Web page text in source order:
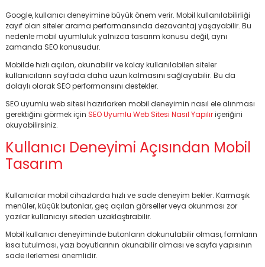
Google, kullanıcı deneyimine büyük önem verir. Mobil kullanılabilirliği
zayıf olan siteler arama performansında dezavantaj yaşayabilir. Bu
nedenle mobil uyumluluk yalnızca tasarım konusu değil, aynı
zamanda SEO konusudur.
Mobilde hızlı açılan, okunabilir ve kolay kullanılabilen siteler
kullanıcıların sayfada daha uzun kalmasını sağlayabilir. Bu da
dolaylı olarak SEO performansını destekler.
SEO uyumlu web sitesi hazırlarken mobil deneyimin nasıl ele alınması
gerektiğini görmek için SEO Uyumlu Web Sitesi Nasıl Yapılıriçeriğini
okuyabilirsiniz.
Kullanıcı Deneyimi Açısından Mobil
Tasarım
Kullanıcılar mobil cihazlarda hızlı ve sade deneyim bekler. Karmaşık
menüler, küçük butonlar, geç açılan görseller veya okunması zor
yazılar kullanıcıyı siteden uzaklaştırabilir.
Mobil kullanıcı deneyiminde butonların dokunulabilir olması, formların
kısa tutulması, yazı boyutlarının okunabilir olması ve sayfa yapısının
sade ilerlemesi önemlidir.